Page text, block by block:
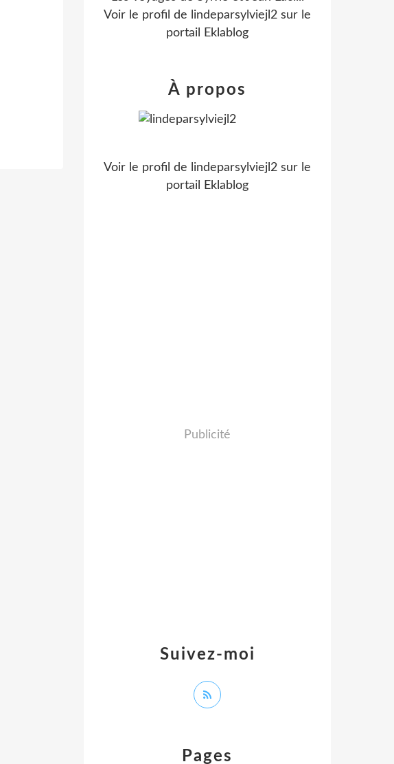
Pages
Voir le profil de
lindeparsylviejl2 sur le
portail Eklablog
Suivez-moi
À propos
Voir le profil de lindeparsylviejl2 sur le
portail Eklablog
Publicité